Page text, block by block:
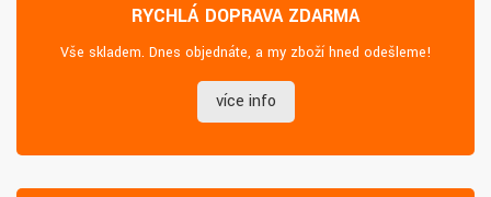
RYCHLÁ DOPRAVA ZDARMA
Vše skladem. Dnes objednáte, a my zboží hned odešleme!
více info